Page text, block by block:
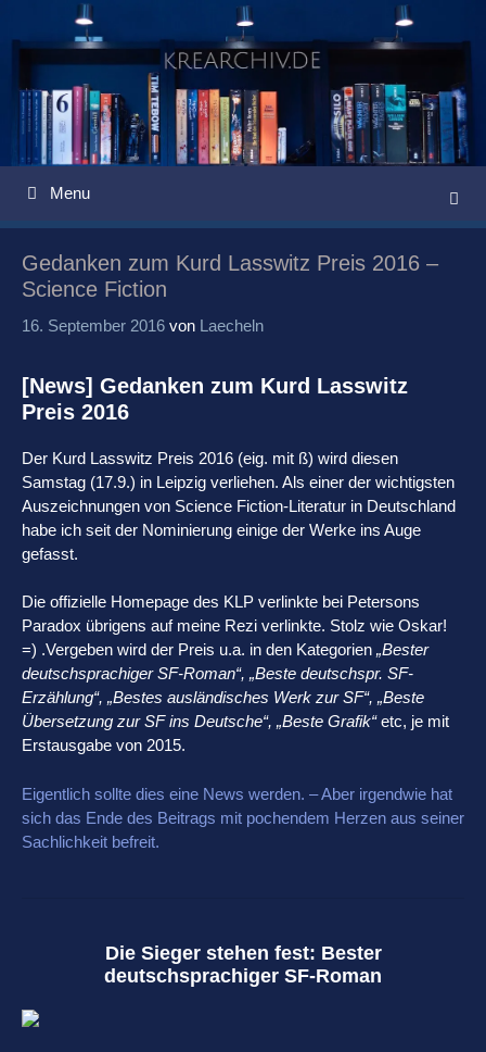
Menu
Gedanken zum Kurd Lasswitz Preis 2016 –
Science Fiction
16. September 2016 von Laecheln
[News] Gedanken zum Kurd Lasswitz
Preis 2016
Der Kurd Lasswitz Preis 2016 (eig. mit ß) wird diesen
Samstag (17.9.) in Leipzig verliehen. Als einer der wichtigsten
Auszeichnungen von Science Fiction-Literatur in Deutschland
habe ich seit der Nominierung einige der Werke ins Auge
gefasst.
Die offizielle Homepage des KLP verlinkte bei Petersons
Paradox übrigens auf meine Rezi verlinkte. Stolz wie Oskar!
=) .Vergeben wird der Preis u.a. in den Kategorien „Bester
deutschsprachiger SF-Roman“, „Beste deutschspr. SF-
Erzählung“, „Bestes ausländisches Werk zur SF“, „Beste
Übersetzung zur SF ins Deutsche“, „Beste Grafik“etc, je mit
Erstausgabe von 2015.
Eigentlich sollte dies eine News werden. – Aber irgendwie hat
sich das Ende des Beitrags mit pochendem Herzen aus seiner
Sachlichkeit befreit.
Die Sieger stehen fest: Bester
deutschsprachiger SF-Roman